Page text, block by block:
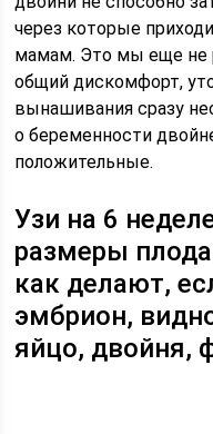
через которые
мамам. Это мы еще не
общий дискомфорт,
вынашивания сразу
о беременности
положительные.
Узи на 6
размеры
как делают,
эмбрион,
яйцо, двойня,